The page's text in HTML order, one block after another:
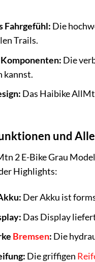
Fahrgefühl: Die
Trails.
Die
kannst.
Das Haibike
und
2 E-Bike Grau
Highlights:
Der Akku ist
Das Display
Bremsen: Die
Die griffigen